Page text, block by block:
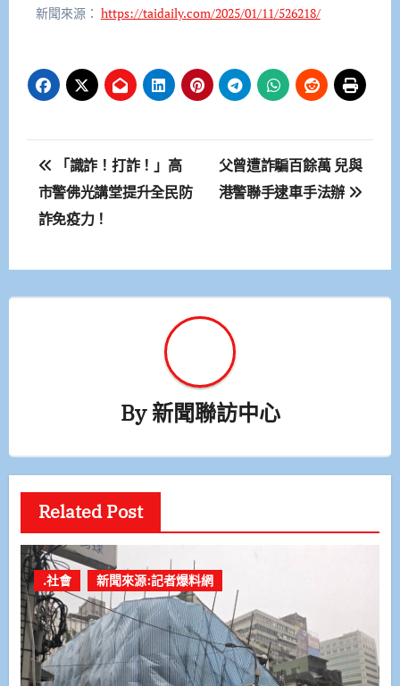
新聞來源： https://taidaily.com/2025/01/11/526218/
文
章
導
覽
「識詐！打詐！」高
市警佛光講堂提升全民防
詐免疫力！
父曾遭詐騙百餘萬 兒與
港警聯手逮車手法辦
By新聞聯訪中心
Related Post
.社會 新聞來源:記者爆料網